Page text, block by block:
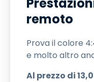
remoto
Prova il colore
e molto altro
Al prezzo di13,